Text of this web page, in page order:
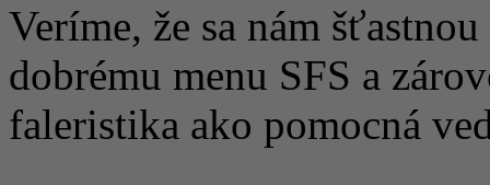
Veríme, že sa nám
dobrému menu SFS a
faleristika ako pomocná